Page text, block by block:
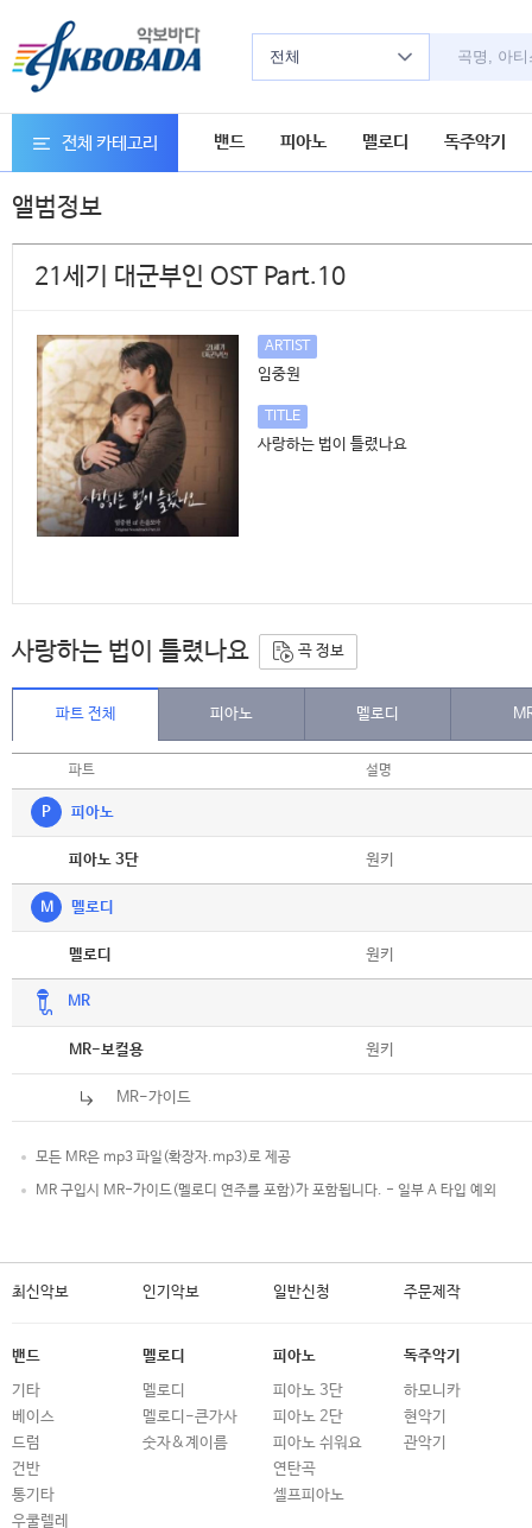
전체
전체 카테고리 밴드 피아노 멜로디 독주악기
앨범정보
21세기 대군부인 OST Part.10
ARTIST
임중원
TITLE
사랑하는 법이 틀렸나요
사랑하는 법이 틀렸나요 곡 정보
파트 전체 피아노 멜로디
파트 설명
P 피아노
피아노 3단 원키
M 멜로디
멜로디 원키
MR
MR-보컬용 원키
MR-가이드
모든 MR은 mp3 파일(확장자.mp3)로 제공
MR 구입시 MR-가이드(멜로디 연주를 포함)가 포함됩니다. - 일부 A 타입 예외
최신악보 인기악보 일반신청 주문제작
밴드
기타
베이스
드럼
건반
통기타
우쿨렐레
멜로디
멜로디
멜로디-큰가사
숫자&계이름
피아노
피아노 3단
피아노 2단
피아노 쉬워요
연탄곡
셀프피아노
독주악기
하모니카
현악기
관악기